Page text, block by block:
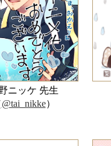
ニッケ 先生
@tai_nikke）